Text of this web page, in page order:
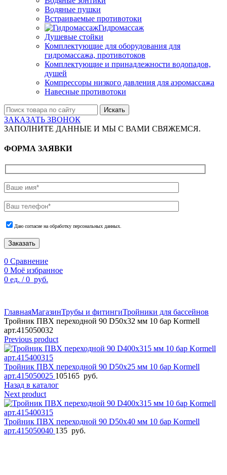
Водяные пушки
Встраиваемые противотоки
Гидромассаж
Душевые стойки
Комплектующие для оборудования для
гидромассажа, противотоков
Комплектующие и принадлежности водопадов,
душей
Компрессоры низкого давления для аэромассажа
Навесные противотоки
Искать
ЗАКАЗАТЬ ЗВОНОК
ЗАПОЛНИТЕ ДАННЫЕ И МЫ С ВАМИ СВЯЖЕМСЯ.
ФОРМА ЗАЯВКИ
Даю согласие на обработку персональных данных.
Заказать
0 Сравнение
0 Моё избранное
0 ед. / 0 руб.
ГлавнаяМагазинТрубы и фитингиТройники для бассейнов
Тройник ПВХ переходной 90 D50х32 мм 10 бар Kormell
арт.415050032
Previous product
Тройник ПВХ переходной 90 D50х25 мм 10 бар Kormell
арт.415050025 105165 руб.
Назад в каталог
Next product
Тройник ПВХ переходной 90 D50х40 мм 10 бар Kormell
арт.415050040 135 руб.